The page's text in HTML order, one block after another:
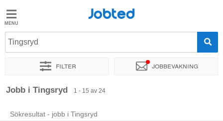
Jobted
Jobb
Jobted
Tingsryd
Filter Jobbevakning
Sortera efter Exakt plats
Jobb i Tingsryd 1 - 15 av 24
Sökresultat - jobb i Tingsryd